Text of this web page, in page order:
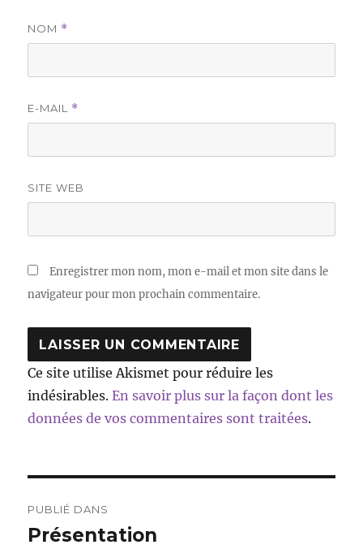
NOM *
E-MAIL *
SITE WEB
Enregistrer mon nom, mon e-mail et mon site dans le
navigateur pour mon prochain commentaire.
Ce site utilise Akismet pour réduire les
indésirables.En savoir plus sur la façon dont les
données de vos commentaires sont traitées.
de
PUBLIÉ DANS
Présentation